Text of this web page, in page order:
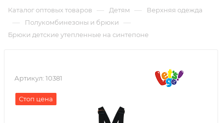
Каталог оптовых товаров — Детям — Верхняя одежда
— Полукомбинезоны и брюки —
Брюки детские утепленные на синтепоне
Артикул: 10381
Стоп цена